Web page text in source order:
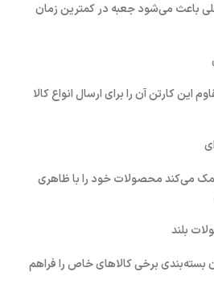
باعث می‌شود جعبه در کمترین زمان
این کارتن آن را برای ارسال انواع کالا
می‌کند محصولات خود را با ظاهری
بلند
بسته‌بندی برخی کالاهای خاص را فراهم